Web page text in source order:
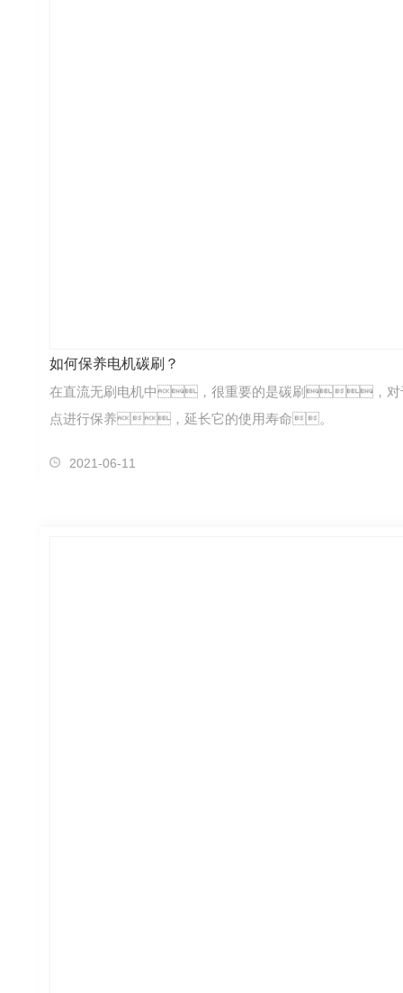
如何保养电机碳刷？
在直流无刷电机中，很重要的是碳刷，对
点进行保养，延长它的使用寿命。
2021-06-11